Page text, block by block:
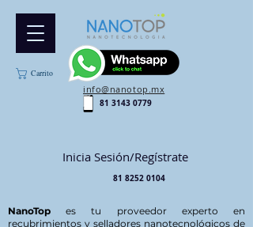
Carrito
info@nanotop.mx
81 3143 0779
Inicia Sesión/Regístrate
81 8252 0104
NanoTop es tu proveedor experto en
recubrimientos y selladores nanotecnológicos de